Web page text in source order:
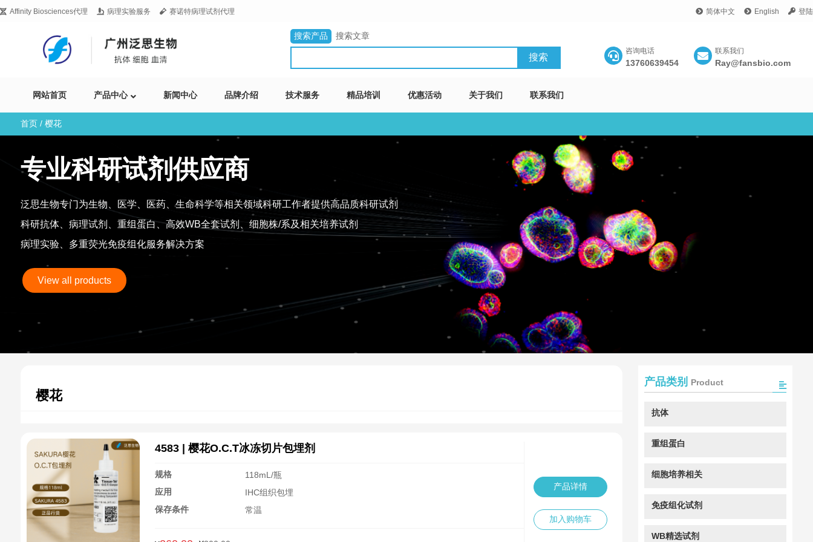
Affinity Biosciences代理 病理实验服务 赛诺特病理试剂代理 简体中文 English 登陆
咨询电话
13760639454
联系我们
Ray@fansbio.com
搜索产品 搜索文章
网站首页 产品中心 新闻中心 品牌介绍 技术服务 精品培训 优惠活动 关于我们 联系我们
首页/ 樱花
专业科研试剂供应商
泛思生物专门为生物、医学、医药、生命科学等相关领域科研工作者提供高品质科研试剂
科研抗体、病理试剂、重组蛋白、高效WB全套试剂、细胞株/系及相关培养试剂
病理实验、多重荧光免疫组化服务解决方案
View all products
樱花
4583 | 樱花O.C.T冰冻切片包埋剂
规格
118mL/瓶
应用
IHC组织包埋
保存条件
常温
产品详情
加入购物车
产品类别 Product
抗体
重组蛋白
细胞培养相关
免疫组化试剂
WB精选试剂